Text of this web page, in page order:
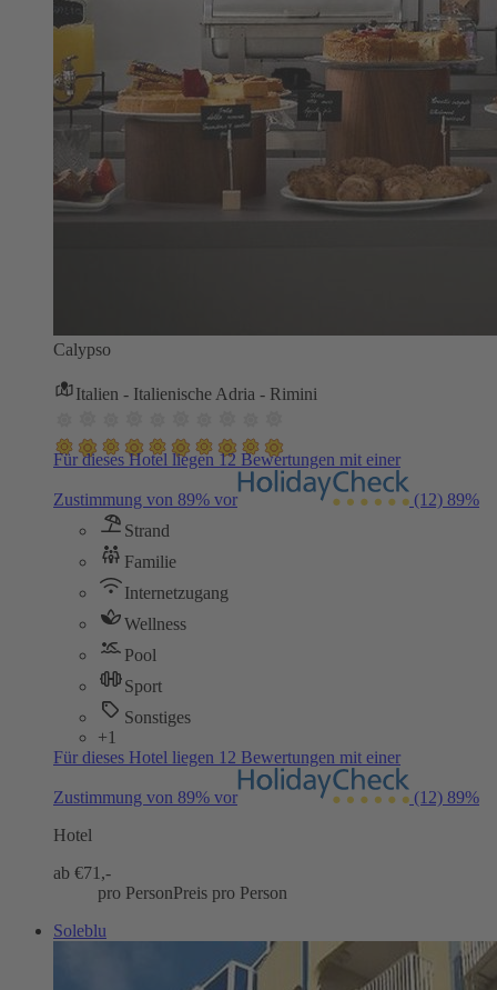
Calypso
Italien - Italienische Adria - Rimini
Für dieses Hotel liegen 12 Bewertungen mit einer
Zustimmung von 89% vor (12) 89%
Strand
Familie
Internetzugang
Wellness
Pool
Sport
Sonstiges
+1
Für dieses Hotel liegen 12 Bewertungen mit einer
Zustimmung von 89% vor (12) 89%
Hotel
ab €71,-
pro PersonPreis pro Person
Soleblu